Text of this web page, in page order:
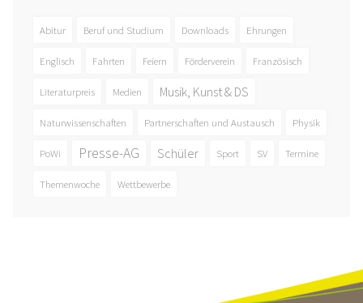
Abitur Beruf und Studium Downloads Ehrungen
Englisch Fahrten Feiern Förderverein Französisch
Literaturpreis Medien Musik, Kunst & DS
Naturwissenschaften Partnerschaften und Austausch Physik
PoWi Presse-AG Schüler Sport SV Termine
Themenwoche Wettbewerbe